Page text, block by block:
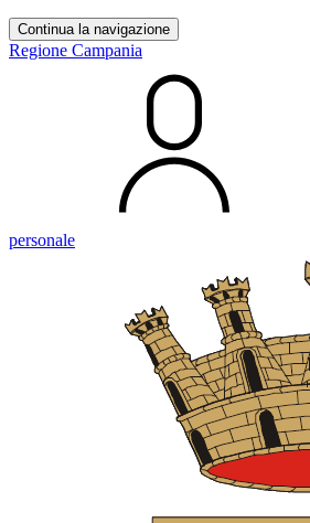
Continua la navigazione
Regione Campania
personale